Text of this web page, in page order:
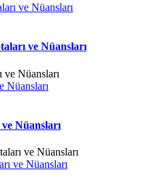
ve Nüansları
ve Nüansları
Nüansları
Nüansları
ve Nüansları